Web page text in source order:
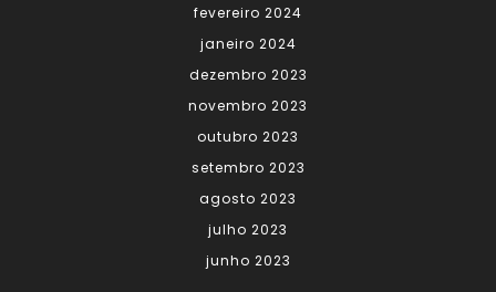
fevereiro 2024
janeiro 2024
dezembro 2023
novembro 2023
outubro 2023
setembro 2023
agosto 2023
julho 2023
junho 2023